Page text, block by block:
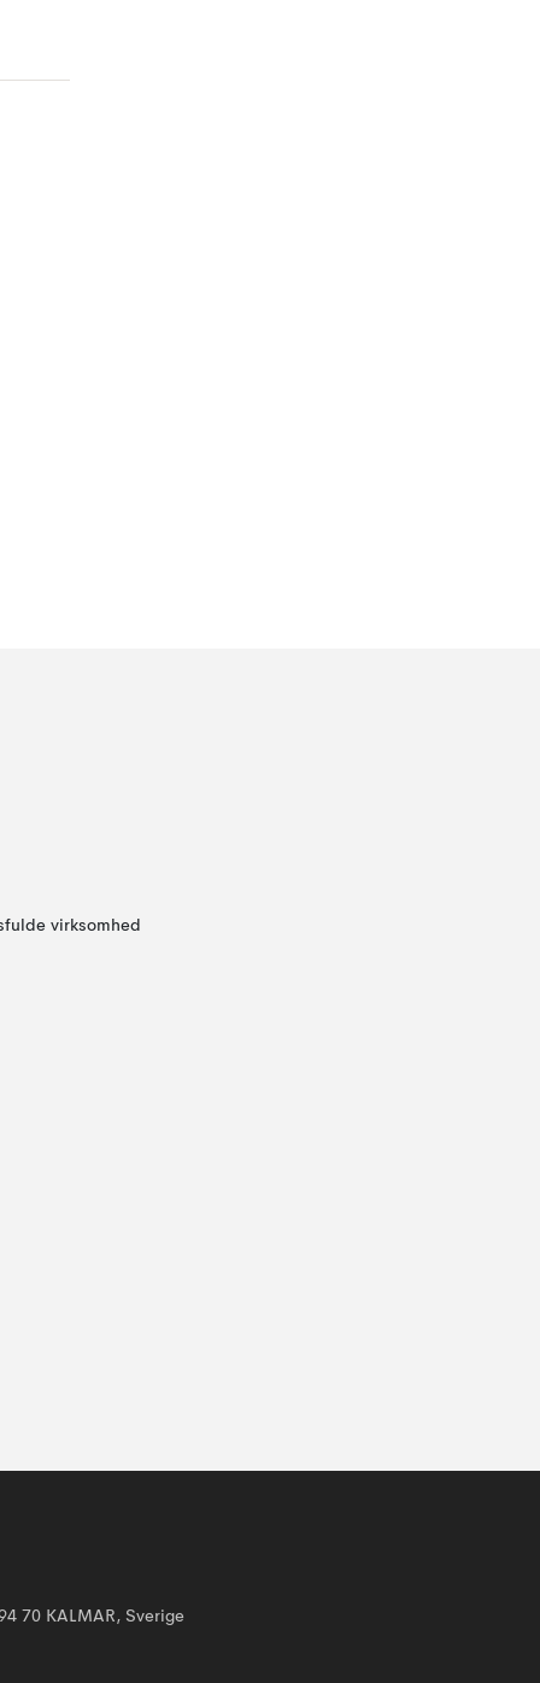
virksomhed
70 KALMAR, Sverige